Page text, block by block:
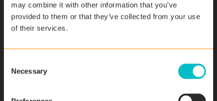
may combine it with other information that you’ve
provided to them or that they’ve collected from your use
of their services.
Necessary
Verarbeitungsort: Vereinigte Staaten –
Datenschutzerklärung.
Plattformen
Mit dieser Art von Diensten können Nutzer sich Inhalte,